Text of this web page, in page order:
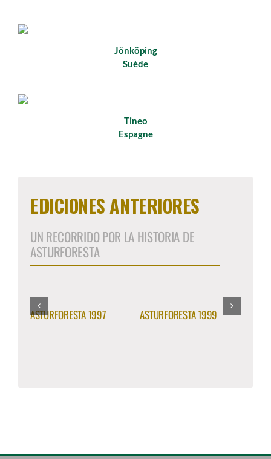
Jönköping
Suède
Tineo
Espagne
EDICIONES ANTERIORES
UN RECORRIDO POR LA HISTORIA DE
ASTURFORESTA
ASTURFORESTA 1997 ASTURFORESTA 1999